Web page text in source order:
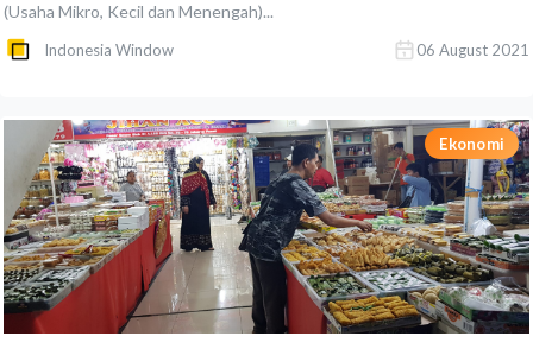
(Usaha Mikro, Kecil dan Menengah)...
Indonesia Window 06 August 2021
Ekonomi